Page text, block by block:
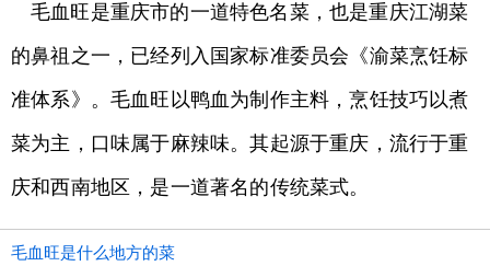
毛血旺是重庆市的一道特色名菜，也是重庆江湖菜
的鼻祖之一，已经列入国家标准委员会《渝菜烹饪标
准体系》。毛血旺以鸭血为制作主料，烹饪技巧以煮
菜为主，口味属于麻辣味。其起源于重庆，流行于重
庆和西南地区，是一道著名的传统菜式。
毛血旺是什么地方的菜